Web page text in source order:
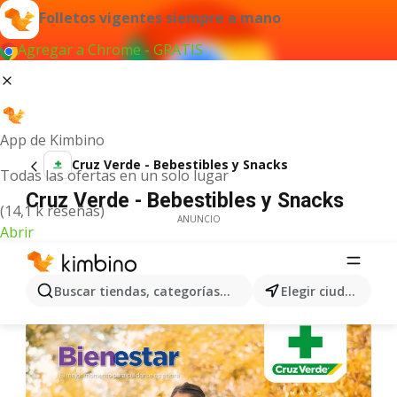
Folletos vigentes siempre a mano
Agregar a Chrome - GRATIS
App de Kimbino
Todas las ofertas en un solo lugar
(14,1 k reseñas)
Abrir
Buscar tiendas, categorías, productos... Elegir ciudad
Cruz Verde - Bebestibles y Snacks
Cruz Verde - Bebestibles y Snacks
ANUNCIO